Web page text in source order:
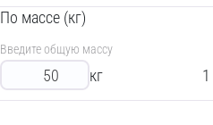
По массе (кг)
Введите общую массу
кг 1